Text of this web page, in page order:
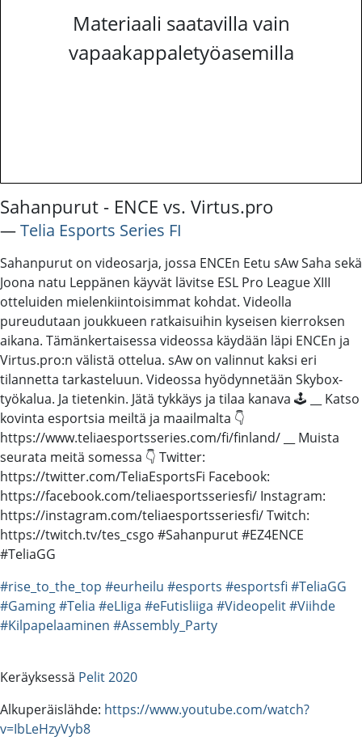
Materiaali saatavilla vain
vapaakappaletyöasemilla
Sahanpurut - ENCE vs. Virtus.pro
―Telia Esports Series FI
Sahanpurut on videosarja, jossa ENCEn Eetu sAw Saha sekä
Joona natu Leppänen käyvät lävitse ESL Pro League XIII
otteluiden mielenkiintoisimmat kohdat. Videolla
pureudutaan joukkueen ratkaisuihin kyseisen kierroksen
aikana. Tämänkertaisessa videossa käydään läpi ENCEn ja
Virtus.pro:n välistä ottelua. sAw on valinnut kaksi eri
tilannetta tarkasteluun. Videossa hyödynnetään Skybox-
työkalua. Ja tietenkin. Jätä tykkäys ja tilaa kanava 🕹️ __ Katso
kovinta esportsia meiltä ja maailmalta 👇
https://www.teliaesportsseries.com/fi/finland/ __ Muista
seurata meitä somessa 👇 Twitter:
https://twitter.com/TeliaEsportsFi Facebook:
https://facebook.com/teliaesportsseriesfi/ Instagram:
https://instagram.com/teliaesportsseriesfi/ Twitch:
https://twitch.tv/tes_csgo #Sahanpurut #EZ4ENCE
#TeliaGG
#rise_to_the_top #eurheilu #esports #esportsfi #TeliaGG
#Gaming#Telia #eLIiga #eFutisliiga #Videopelit#Viihde
#Kilpapelaaminen #Assembly_Party
Keräyksessä Pelit 2020
Alkuperäislähde: https://www.youtube.com/watch?
v=IbLeHzyVyb8